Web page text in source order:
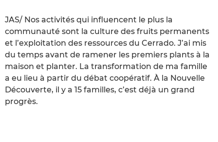
JAS/ Nos activités qui influencent le plus la
communauté sont la culture des fruits permanents
et l’exploitation des ressources du Cerrado. J’ai mis
du temps avant de ramener les premiers plants à la
maison et planter. La transformation de ma famille
a eu lieu à partir du débat coopératif. À la Nouvelle
Découverte, il y a 15 familles, c’est déjà un grand
progrès.